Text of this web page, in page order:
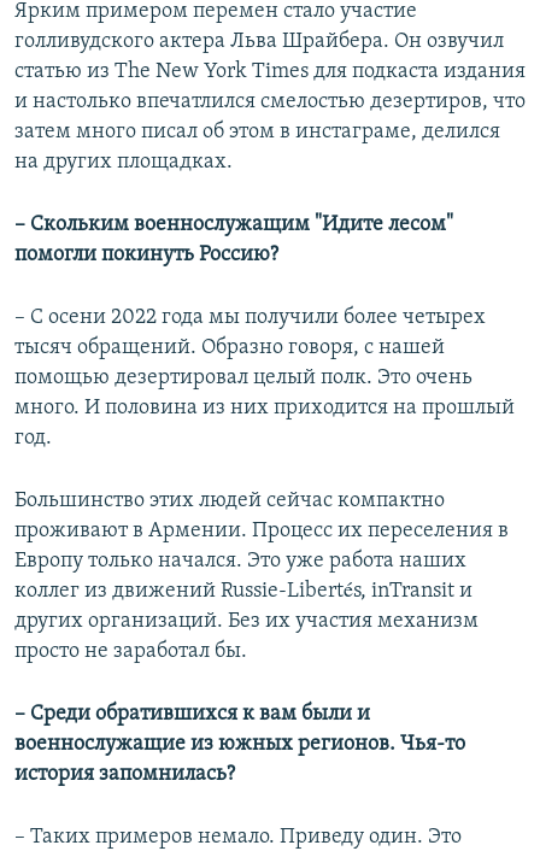
Ярким примером перемен стало участие
голливудского актера Льва Шрайбера. Он озвучил
статью из The New York Times для подкаста издания
и настолько впечатлился смелостью дезертиров, что
затем много писал об этом в инстаграме, делился
на других площадках.
– Скольким военнослужащим "Идите лесом"
помогли покинуть Россию?
– С осени 2022 года мы получили более четырех
тысяч обращений. Образно говоря, с нашей
помощью дезертировал целый полк. Это очень
много. И половина из них приходится на прошлый
год.
Большинство этих людей сейчас компактно
проживают в Армении. Процесс их переселения в
Европу только начался. Это уже работа наших
коллег из движений Russie-Libertés, inTransit и
других организаций. Без их участия механизм
просто не заработал бы.
– Среди обратившихся к вам были и
военнослужащие из южных регионов. Чья-то
история запомнилась?
– Таких примеров немало. Приведу один. Это